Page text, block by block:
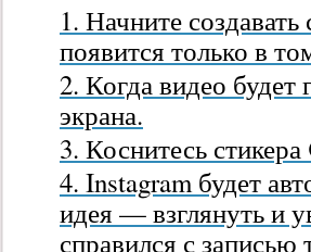
Начните
появится только в
Когда видео будет
экрана.
Коснитесь стикера
Instagram будет
идея — взглянуть и
справился с записью